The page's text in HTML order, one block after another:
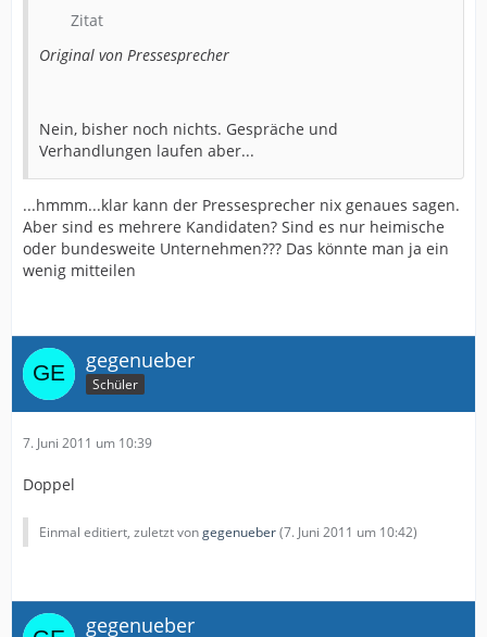
Zitat
Original von Pressesprecher
Nein, bisher noch nichts. Gespräche und
Verhandlungen laufen aber...
...hmmm...klar kann der Pressesprecher nix genaues sagen.
Aber sind es mehrere Kandidaten? Sind es nur heimische
oder bundesweite Unternehmen??? Das könnte man ja ein
wenig mitteilen
gegenueber
Schüler
7. Juni 2011 um 10:39
Doppel
Einmal editiert, zuletzt vongegenueber(7. Juni 2011 um 10:42)
gegenueber